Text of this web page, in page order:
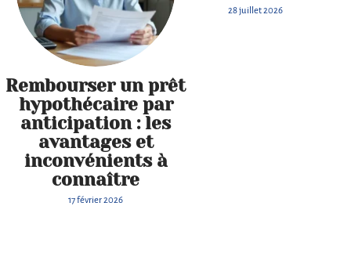
Rembourser un prêt
hypothécaire par
anticipation : les
avantages et
inconvénients à
connaître
17 février 2026
28 juillet 2026